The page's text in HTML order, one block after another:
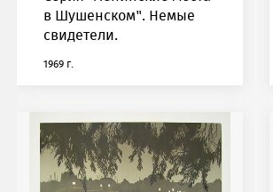
в Шушенском". Немые
свидетели.
1969 г.